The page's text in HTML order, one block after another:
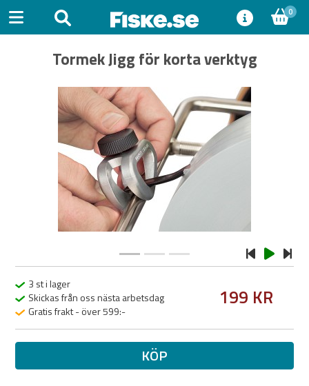
0
Tormek Jigg för korta verktyg
3 st i lager
Skickas från oss nästa arbetsdag
Gratis frakt - över 599:-
199 KR
KÖP